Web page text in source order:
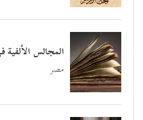
المجالس الألفية
مصر